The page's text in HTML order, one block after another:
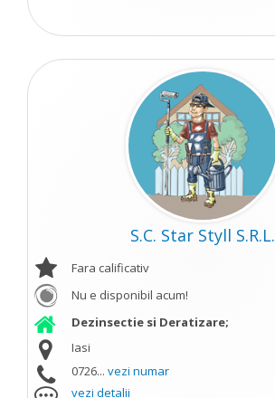
S.C. Star Styll S.R.L.
Fara calificativ
Nu e disponibil acum!
Dezinsectie si Deratizare;
Iasi
0726... vezi numar
vezi detalii